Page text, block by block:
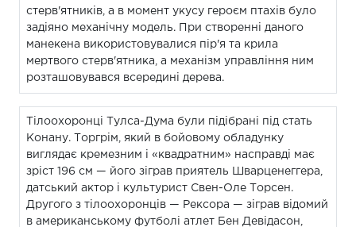
стерв'ятників, а в момент укусу героєм птахів було
задіяно механічну модель. При створенні даного
манекена використовувалися пір'я та крила
мертвого стерв'ятника, а механізм управління ним
розташовувався всередині дерева.
Тілоохоронці Тулса-Дума були підібрані під стать
Конану. Торгрім, який в бойовому обладунку
виглядає кремезним і «квадратним» насправді має
зріст 196 см — його зіграв приятель Шварценеггера,
датський актор і культурист Свен-Оле Торсен.
Другого з тілоохоронців — Рексора — зіграв відомий
в американському футболі атлет Бен Девідасон,